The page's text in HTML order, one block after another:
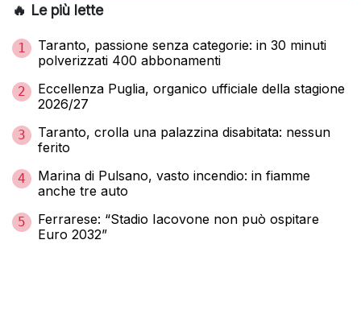
🔥 Le più lette
1
Taranto, passione senza categorie: in 30 minuti
polverizzati 400 abbonamenti
2
Eccellenza Puglia, organico ufficiale della stagione
2026/27
3
Taranto, crolla una palazzina disabitata: nessun
ferito
4
Marina di Pulsano, vasto incendio: in fiamme
anche tre auto
5
Ferrarese: “Stadio Iacovone non può ospitare
Euro 2032”